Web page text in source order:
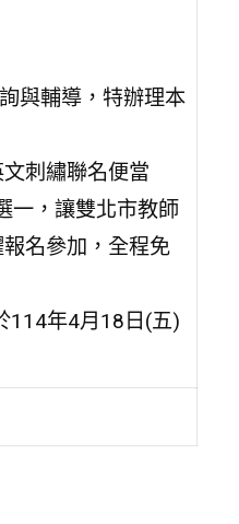
與輔導，特辦理本
刺繡聯名便當
一，讓雙北市教師
名參加，全程免
114年4月18日(五)